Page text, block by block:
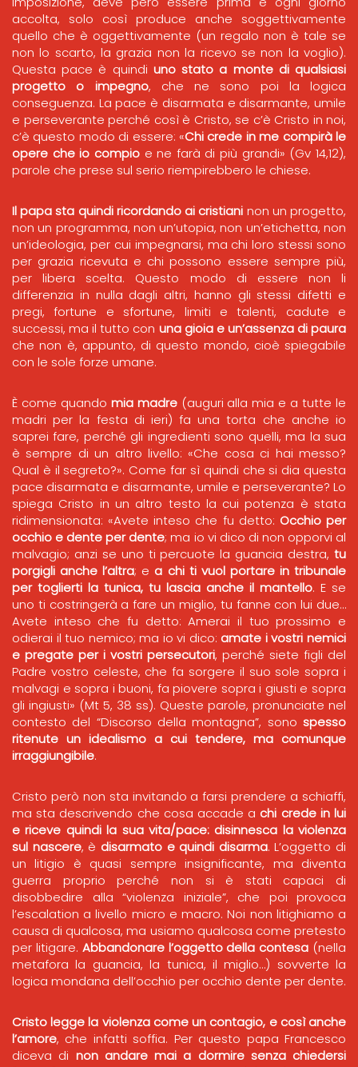
accolta, solo così produce anche soggettivamente
quello che è oggettivamente (un regalo non è tale se
non lo scarto, la grazia non la ricevo se non la voglio).
Questa pace è quindi uno stato a monte di qualsiasi
progetto o impegno, che ne sono poi la logica
conseguenza. La pace è disarmata e disarmante, umile
e perseverante perché così è Cristo, se c’è Cristo in noi,
c’è questo modo di essere: «Chi crede in me compirà le
opere che io compioe ne farà di più grandi» (Gv 14,12),
parole che prese sul serio riempirebbero le chiese.
Il papa sta quindi ricordando ai cristiani non un progetto,
non un programma, non un’utopia, non un’etichetta, non
un’ideologia, per cui impegnarsi, ma chi loro stessi sono
per grazia ricevuta e chi possono essere sempre più,
per libera scelta. Questo modo di essere non li
differenzia in nulla dagli altri, hanno gli stessi difetti e
pregi, fortune e sfortune, limiti e talenti, cadute e
successi, ma il tutto con una gioia e un’assenza di paura
che non è, appunto, di questo mondo, cioè spiegabile
con le sole forze umane.
È come quando mia madre(auguri alla mia e a tutte le
madri per la festa di ieri) fa una torta che anche io
saprei fare, perché gli ingredienti sono quelli, ma la sua
è sempre di un altro livello: «Che cosa ci hai messo?
Qual è il segreto?». Come far sì quindi che si dia questa
pace disarmata e disarmante, umile e perseverante? Lo
spiega Cristo in un altro testo la cui potenza è stata
ridimensionata: «Avete inteso che fu detto: Occhio per
occhio e dente per dente; ma io vi dico di non opporvi al
malvagio; anzi se uno ti percuote la guancia destra, tu
porgigli anche l’altra; e a chi ti vuol portare in tribunale
per toglierti la tunica, tu lascia anche il mantello. E se
uno ti costringerà a fare un miglio, tu fanne con lui due…
Avete inteso che fu detto: Amerai il tuo prossimo e
odierai il tuo nemico; ma io vi dico: amate i vostri nemici
e pregate per i vostri persecutori, perché siete figli del
Padre vostro celeste, che fa sorgere il suo sole sopra i
malvagi e sopra i buoni, fa piovere sopra i giusti e sopra
gli ingiusti» (Mt 5, 38 ss). Queste parole, pronunciate nel
contesto del “Discorso della montagna”, sono spesso
ritenute un idealismo a cui tendere, ma comunque
irraggiungibile.
Cristo però non sta invitando a farsi prendere a schiaffi,
ma sta descrivendo che cosa accade a chi crede in lui
e riceve quindi la sua vita/pace: disinnesca la violenza
sul nascere, è disarmato e quindi disarma. L’oggetto di
un litigio è quasi sempre insignificante, ma diventa
guerra proprio perché non si è stati capaci di
disobbedire alla “violenza iniziale”, che poi provoca
l’escalation a livello micro e macro. Noi non litighiamo a
causa di qualcosa, ma usiamo qualcosa come pretesto
per litigare. Abbandonare l’oggetto della contesa (nella
metafora la guancia, la tunica, il miglio…) sovverte la
logica mondana dell’occhio per occhio dente per dente.
Cristo legge la violenza come un contagio, e così anche
l’amore, che infatti soffia. Per questo papa Francesco
diceva di non andare mai a dormire senza chiedersi